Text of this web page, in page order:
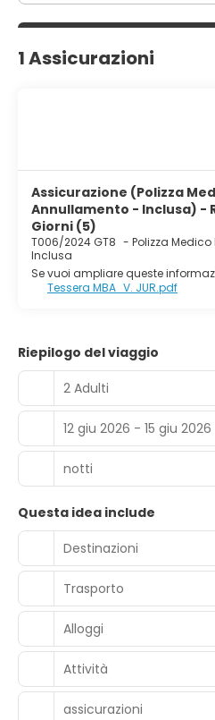
1 Assicurazioni
Assicurazione (Polizza
Annullamento - Inclusa) -
Giorni (5)
T006/2024 GT8 - Polizza
Inclusa
Se vuoi ampliare queste
Tessera MBA_V. JUR.pdf
Riepilogo del viaggio
2 Adulti
12 giu 2026 - 15 giu 2026
notti
Questa idea include
Destinazioni
Trasporto
Alloggi
Attività
assicurazioni